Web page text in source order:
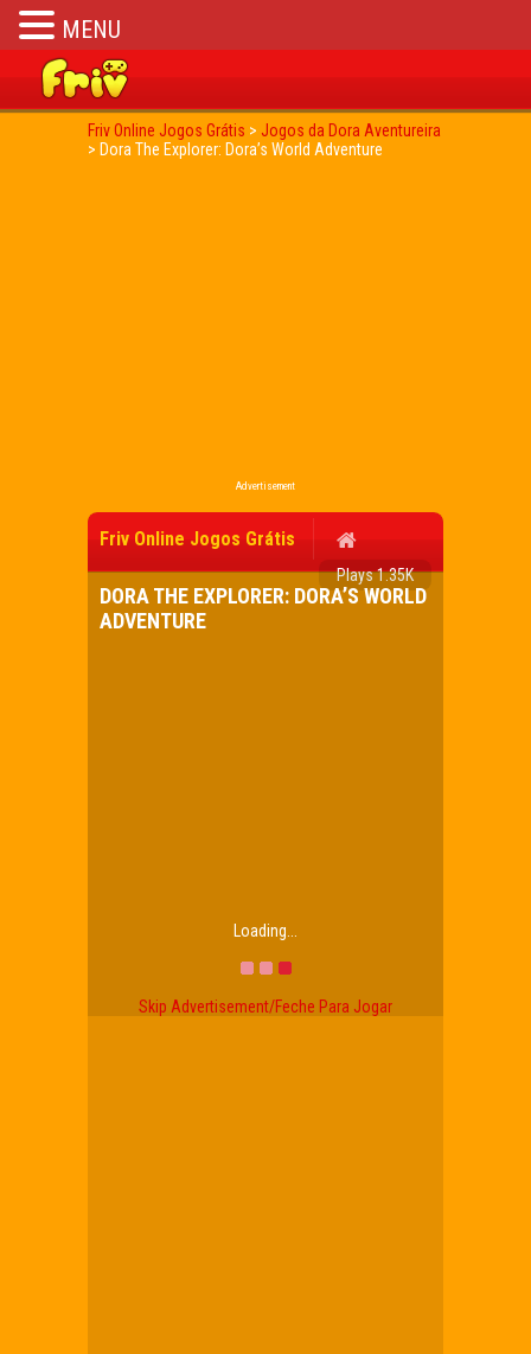
Friv Online Jogos Grátis > Jogos da Dora Aventureira
> Dora The Explorer: Dora’s World Adventure
Advertisement
Friv Online Jogos Grátis
Plays 1.35K
DORA THE EXPLORER: DORA’S WORLD
ADVENTURE
Loading...
Skip Advertisement/Feche Para Jogar
MENU